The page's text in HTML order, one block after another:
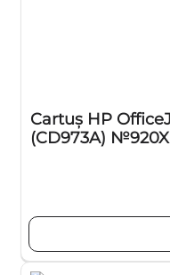
Cartuş HP
(CD973A)